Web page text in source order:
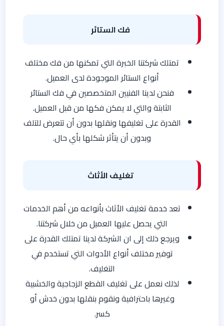
فك الستائر
تمتلك شركتنا الخبرة التي تمكنها من فك مختلف
أنواع الستائر الموجودة لدى العميل.
فنحن لدينا الفنيين المتخصصين في فك الستائر
الثابتة والتي لا يمكن فكها من قبل العميل.
القدرة على تغليفها ونقلها بدون أن تتعرض للتلف
وبدون أن يتأثر شكلها بأي حال.
تغليف الأثاث
تعد خدمة تغليف الأثاث بأنواعه من أهم الخدمات
التي يحصل عليها العميل من خلال شركتنا.
ويرجع ذلك إلى ان الشركة لدينا تمتلك القدرة على
توفير مختلف أنواع الأدوات التي تستخدم في
التغليف.
لذلك نعمل على تغليف القطع الزجاجية والخشبية
وغيرها باحترافية ونقوم بنقلها بدون خدش أو
كسر.